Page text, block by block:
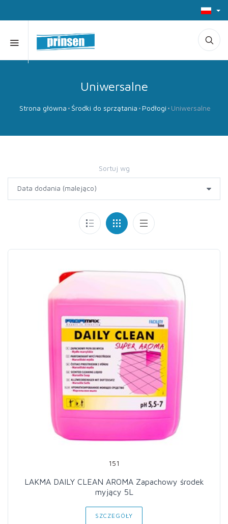
Uniwersalne
Strona główna Środki do sprzątania Podłogi Uniwersalne
Sortuj wg
151
LAKMA DAILY CLEAN AROMA Zapachowy środek
myjący 5L
SZCZEGÓŁY